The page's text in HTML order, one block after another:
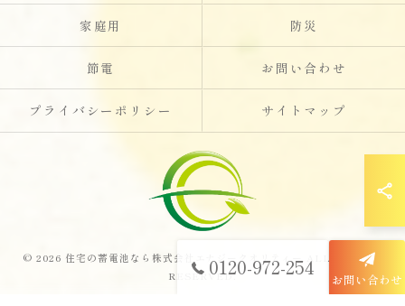
0120-972-254 お問い合わせ
家庭用 防災
節電 お問い合わせ
プライバシーポリシー サイトマップ
© 2026 住宅の蓄電池なら株式会社エナジークオリティー ALL RIGHTS
RESERVED.